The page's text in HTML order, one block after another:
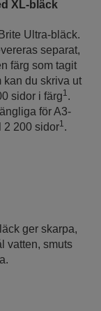
XL-bläck
Ultra-bläck.
separat,
färg som tagit
kan du skriva ut
sidor i färg1.
för A3-
2 200 sidor1.
ger skarpa,
vatten, smuts